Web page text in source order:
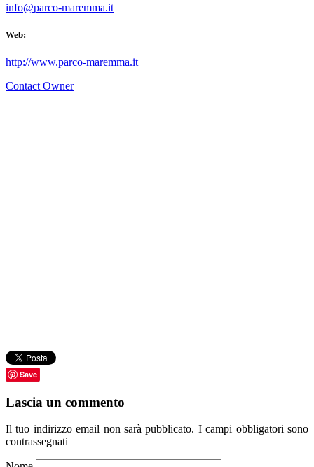
info@parco-maremma.it
Web:
http://www.parco-maremma.it
Contact Owner
Save
Lascia un commento
Il tuo indirizzo email non sarà pubblicato. I campi obbligatori sono
contrassegnati